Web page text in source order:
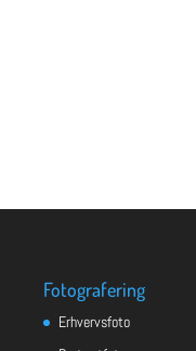
Fotografering
Erhvervsfoto